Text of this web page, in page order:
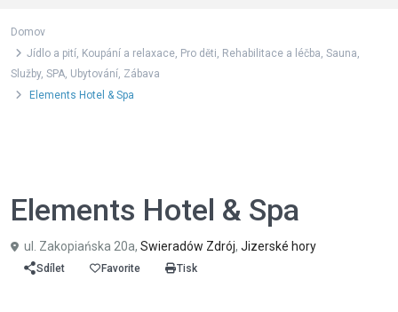
Domov
Jídlo a pití, Koupání a relaxace, Pro děti, Rehabilitace a léčba, Sauna,
Služby, SPA, Ubytování, Zábava
Elements Hotel & Spa
Elements Hotel & Spa
ul. Zakopiańska 20a, Swieradów Zdrój, Jizerské hory
Sdílet Favorite Tisk